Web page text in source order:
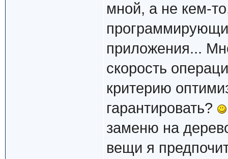
мной, а не кем-
приложения...
скорость
критерию
гарантировать?
заменю на
вещи я